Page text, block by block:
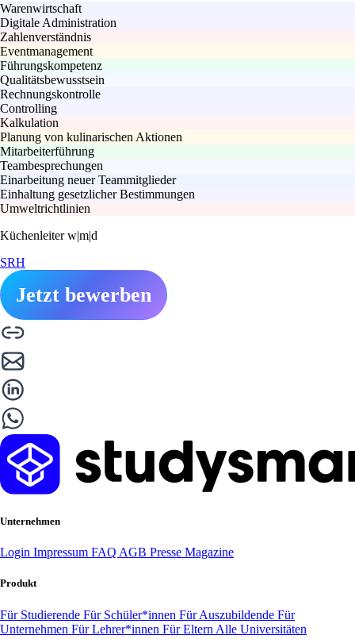
Warenwirtschaft
Digitale Administration
Zahlenverständnis
Eventmanagement
Führungskompetenz
Qualitätsbewusstsein
Rechnungskontrolle
Controlling
Kalkulation
Planung von kulinarischen Aktionen
Mitarbeiterführung
Teambesprechungen
Einarbeitung neuer Teammitglieder
Einhaltung gesetzlicher Bestimmungen
Umweltrichtlinien
Küchenleiter w|m|d
SRH
Jetzt bewerben
Unternehmen
Login Impressum FAQ AGB Presse Magazine
Produkt
Für Studierende Für Schüler*innen Für Auszubildende Für
Unternehmen Für Lehrer*innen Für Eltern Alle Universitäten